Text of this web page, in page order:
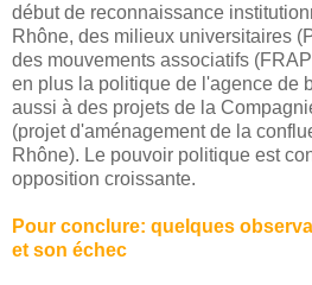
début de reconnaissance
Rhône, des milieux universitaires
des mouvements associatifs
en plus la politique de l'agence de
aussi à des projets de la
(projet d'aménagement de la
Rhône). Le pouvoir politique est
opposition croissante.
Pour conclure: quelques
et son échec